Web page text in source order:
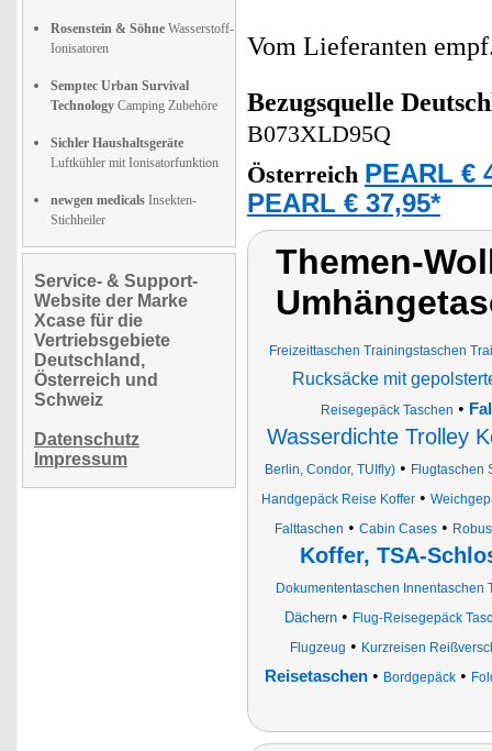
Rosenstein & Söhne Wasserstoff-
Ionisatoren
Semptec Urban Survival
Technology Camping Zubehöre
Sichler Haushaltsgeräte
Luftkühler mit Ionisatorfunktion
newgen medicals Insekten-
Stichheiler
Service- & Support-
Website der Marke
Xcase für die
Vertriebsgebiete
Deutschland,
Österreich und
Schweiz
Datenschutz
Impressum
Vom Lieferanten
Bezugsquelle
B073XLD95Q
Österreich PEARL €
PEARL € 37,95*
Themen-
Freizeittaschen Trainingstaschen
Rucksäcke mit
Reisegepäck Taschen •
Wasserdichte Trolley
Berlin, Condor, TUIfly)• Flugtaschen
Handgepäck Reise Koffer •
Falttaschen • Cabin Cases •
Koffer, TSA-
Dokumententaschen Innentaschen
Dächern• Flug-Reisegepäck
Flugzeug • Kurzreisen
Reisetaschen • Bordgepäck •